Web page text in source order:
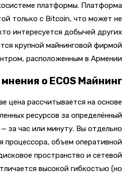
в экосистеме платформы.
работой только с Bitcoin, что
кто интересуется добычей
крупной майнинговой
центром, расположенным в
и мнения о ECOS
цена рассчитывается на
ресурсов за
— за час или минуту. Вы
время процессора, объем
дисковое пространство и
отличается высокой